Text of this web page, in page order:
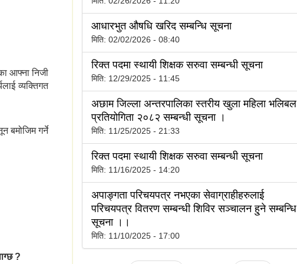
आफ्ना निजी
व्यक्तिगत
बमोजिम गर्ने
?
आधारभुत औषधि खरिद सम्बन्धि सूचना
मिति: 02/02/2026 - 08:40
रिक्त पदमा स्थायी शिक्षक सरुवा सम्बन्धी सूचना
मिति: 12/29/2025 - 11:45
अछाम जिल्ला अन्तरपालिका स्तरीय खुला महिला भलिबल
प्रतियोगिता २०८२ सम्बन्धी सूचना ।
मिति: 11/25/2025 - 21:33
रिक्त पदमा स्थायी शिक्षक सरुवा सम्बन्धी सूचना
मिति: 11/16/2025 - 14:20
अपाङ्गता परिचयपत्र नभएका सेवाग्राहीहरुलाई
परिचयपत्र वितरण सम्बन्धी शिविर सञ्चालन हु्ने सम्बन्धि
सूचना ।।
मिति: 11/10/2025 - 17:00